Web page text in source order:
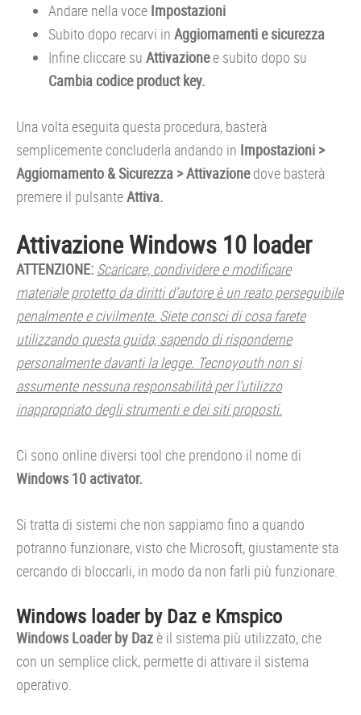
Andare nella voce Impostazioni
Subito dopo recarvi in Aggiornamenti e sicurezza
Infine cliccare su Attivazionee subito dopo su
Cambia codice product key.
Una volta eseguita questa procedura, basterà
semplicemente concluderla andando in Impostazioni >
Aggiornamento & Sicurezza > Attivazionedove basterà
premere il pulsanteAttiva.
Attivazione Windows 10 loader
ATTENZIONE: Scaricare, condividere e modificare
materiale protetto da diritti d’autore è un reato perseguibile
penalmente e civilmente. Siete consci di cosa farete
utilizzando questa guida, sapendo di risponderne
personalmente davanti la legge. Tecnoyouth non si
assumente nessuna responsabilità per l’utilizzo
inappropriato degli strumenti e dei siti proposti.
Ci sono online diversi tool che prendono il nome di
Windows 10 activator.
Si tratta di sistemi che non sappiamo fino a quando
potranno funzionare, visto che Microsoft, giustamente sta
cercando di bloccarli, in modo da non farli più funzionare.
Windows loader by Daz e Kmspico
Windows Loader by Daz è il sistema più utilizzato, che
con un semplice click, permette di attivare il sistema
operativo.